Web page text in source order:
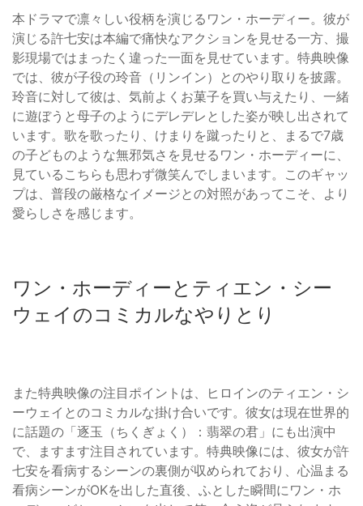
本ドラマで凛々しい役柄を演じるワン・ホーディー。彼が
演じる許七安は本編で痛快なアクションを見せる一方、撮
影現場ではまったく違った一面を見せています。特典映像
では、彼が子役の玲音（リンイン）とのやり取りを披露。
玲音に対して彼は、気前よくお菓子を買い与えたり、一緒
に遊ぼうと母子のようにデレデレとした姿が映し出されて
います。歌を歌ったり、けまりを蹴ったりと、まるで7歳
の子どものような無邪気さを見せるワン・ホーディーに、
見ているこちらも思わず微笑んでしまいます。このギャッ
プは、普段の厳格なイメージとの対照があってこそ、より
愛らしさを感じます。
ワン・ホーディーとティエン・シー
ウェイのコミカルなやりとり
また特典映像の注目ポイントは、ヒロインのティエン・シ
ーウェイとのコミカルな掛け合いです。彼女は現在世界的
に話題の「逐玉（ちくぎょく）：翡翠の君」にも出演中
で、ますます注目されています。特典映像には、彼女が許
七安を看病するシーンの裏側が収められており、心温まる
看病シーンがOKを出した直後、ふとした瞬間にワン・ホ